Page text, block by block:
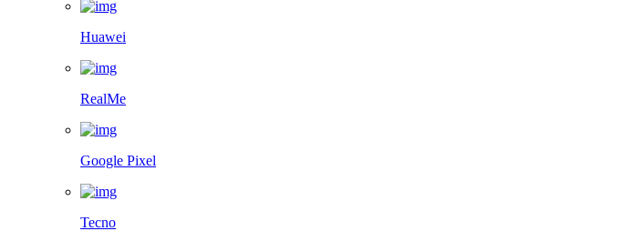
Huawei
RealMe
Google Pixel
Tecno